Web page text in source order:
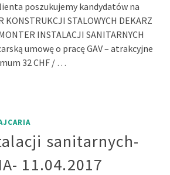
poszukujemy kandydatów na
STALOWYCH DEKARZ
INSTALACJI SANITARNYCH
umowę o pracę GAV – atrakcyjne
32 CHF / …
sanitarnych-
11.04.2017